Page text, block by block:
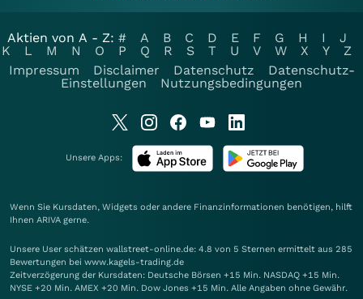
Aktien von A - Z: # A B C D E F G H I
J
K
L M N O P Q R S T U V W X Y
Z
Impressum
Disclaimer Datenschutz
Datenschutz-
Einstellungen
Nutzungsbedingungen
Unsere Apps:
Wenn Sie Kursdaten, Widgets oder andere Finanzinformationen benötigen, hilft
Ihnen ARIVA gerne.
Unsere User schätzen wallstreet-online.de: 4.8 von 5 Sternen ermittelt aus 285
Bewertungen bei www.kagels-trading.de
Zeitverzögerung der Kursdaten: Deutsche Börsen +15 Min. NASDAQ +15 Min.
NYSE +20 Min. AMEX +20 Min. Dow Jones +15 Min. Alle Angaben ohne Gewähr.